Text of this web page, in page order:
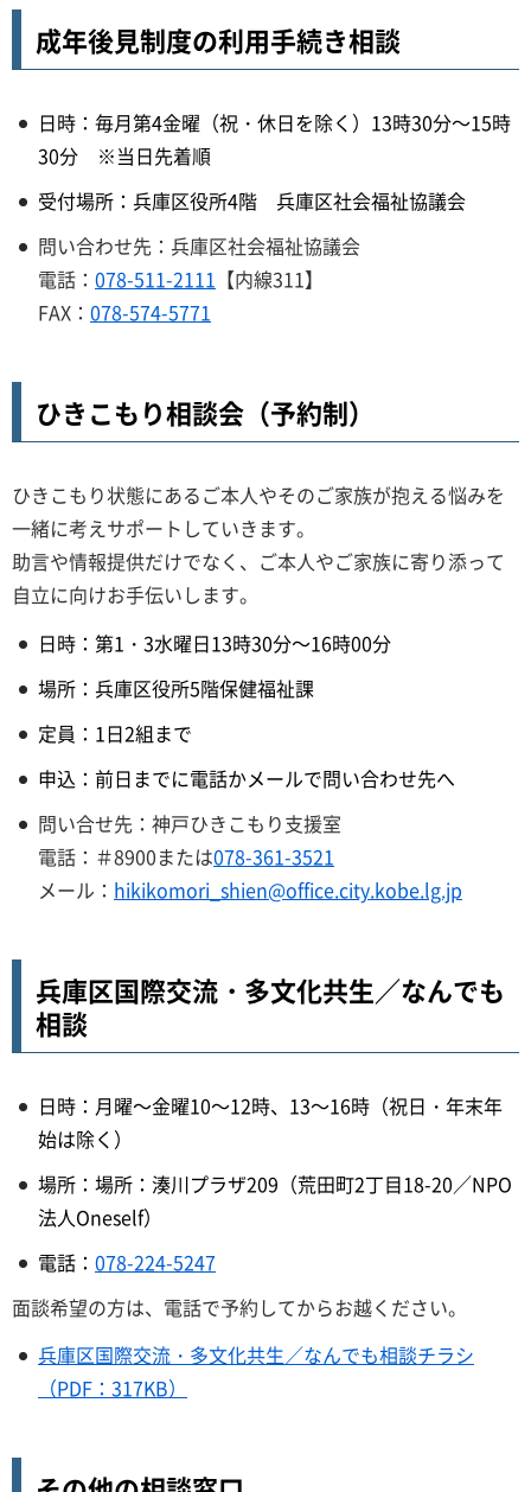
成年後見制度の利用手続き相談
日時：毎月第4金曜（祝・休日を除く）13時30分～15時
30分 ※当日先着順
受付場所：兵庫区役所4階 兵庫区社会福祉協議会
問い合わせ先：兵庫区社会福祉協議会
電話： 078-511-2111 【内線311】
FAX： 078-574-5771
ひきこもり相談会（予約制）
ひきこもり状態にあるご本人やそのご家族が抱える悩みを
一緒に考えサポートしていきます。
助言や情報提供だけでなく、ご本人やご家族に寄り添って
自立に向けお手伝いします。
日時：第1・3水曜日13時30分～16時00分
場所：兵庫区役所5階保健福祉課
定員：1日2組まで
申込：前日までに電話かメールで問い合わせ先へ
問い合せ先：神戸ひきこもり支援室
電話：＃8900または078-361-3521
メール： hikikomori_shien@office.city.kobe.lg.jp
兵庫区国際交流・多文化共生／なんでも
相談
日時：月曜～金曜10～12時、13～16時（祝日・年末年
始は除く）
場所：場所：湊川プラザ209（荒田町2丁目18-20／NPO
法人Oneself）
電話： 078-224-5247
面談希望の方は、電話で予約してからお越ください。
兵庫区国際交流・多文化共生／なんでも相談チラシ
（PDF：317KB）